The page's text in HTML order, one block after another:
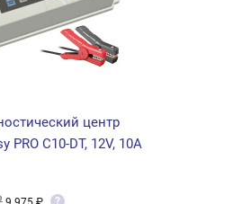
центр
PRO C10-DT, 12V, 10A
?